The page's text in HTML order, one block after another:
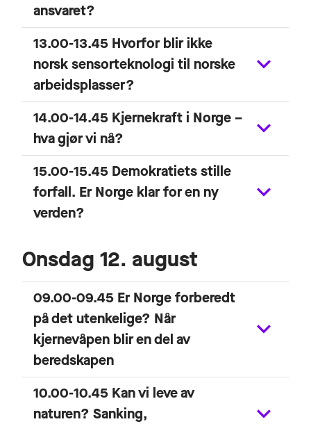
ansvaret?
13.00-13.45 Hvorfor blir ikke
norsk sensorteknologi til norske
arbeidsplasser?
14.00-14.45 Kjernekraft i Norge –
hva gjør vi nå?
15.00-15.45 Demokratiets stille
forfall. Er Norge klar for en ny
verden?
Onsdag 12. august
09.00-09.45 Er Norge forberedt
på det utenkelige? Når
kjernevåpen blir en del av
beredskapen
10.00-10.45 Kan vi leve av
naturen? Sanking,